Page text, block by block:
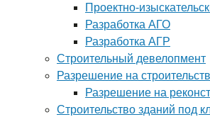
Проектно-
Разработка АГО
Разработка АГР
Строительный девелопмент
Разрешение на
Разрешение на
Строительство зданий под